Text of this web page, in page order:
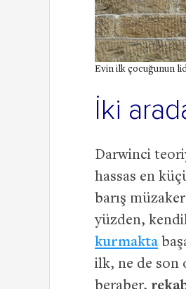
Evin ilk çocuğunun
İki
Darwinci
hassas en
barış
yüzden,
kurmakta
ilk, ne de son